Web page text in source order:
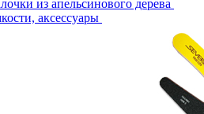
из апельсинового дерева
аксессуары